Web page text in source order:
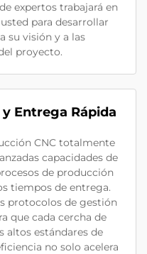
expertos trabajará en
para desarrollar
su visión y a las
proyecto.
Entrega Rápida
CNC totalmente
capacidades de
de producción
tiempos de entrega.
protocolos de gestión
que cada cercha de
altos estándares de
no solo acelera